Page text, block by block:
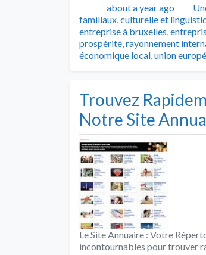
Publié
about a year ago
familiaux,culturelle et
entreprise à bruxelles,
prospérité,rayonnement
économique local,union
Trouvez
Notre Site
Le Site Annuaire : Votre
incontournables pour trouver